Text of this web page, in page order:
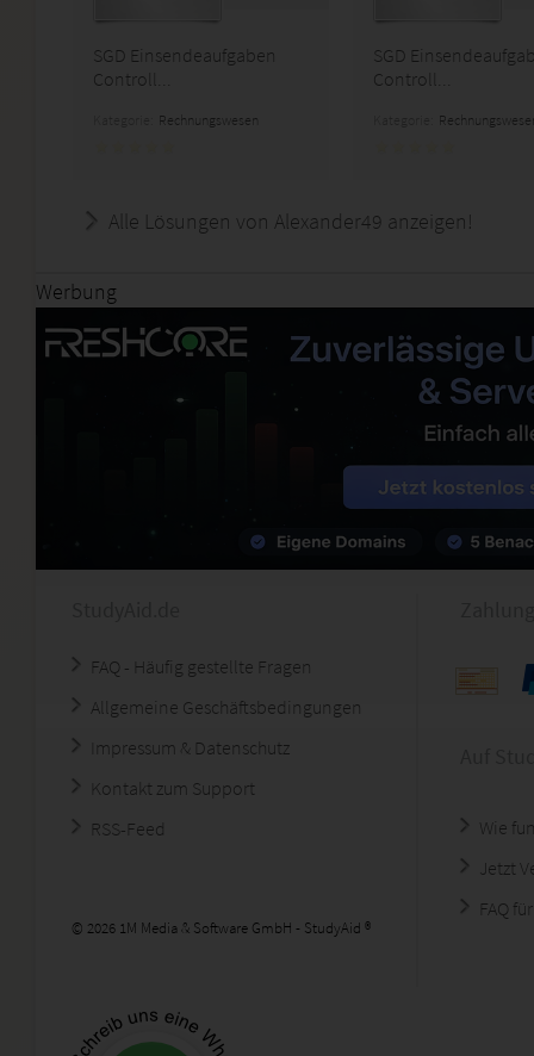
SGD Einsendeaufgaben
Controll...
Rechnungswesen
SGD
Controll...
Alle Lösungen von Alexander49 anzeigen!
Werbung
FAQ - Häufig gestellte Fragen
Allgemeine Geschäftsbedingungen
Impressum & Datenschutz
Kontakt zum Support
RSS-Feed
© 2026 1M Media & Software GmbH - StudyAid ®
Wie
Jetzt
FAQ